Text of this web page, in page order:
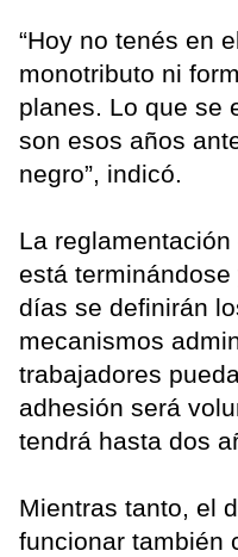
“Hoy no tenés en
monotributo ni
planes. Lo que se
son esos años
negro”, indicó.
La
está
días se definirán
mecanismos
trabajadores
adhesión será
tendrá hasta dos
Mientras tanto, el
funcionar también